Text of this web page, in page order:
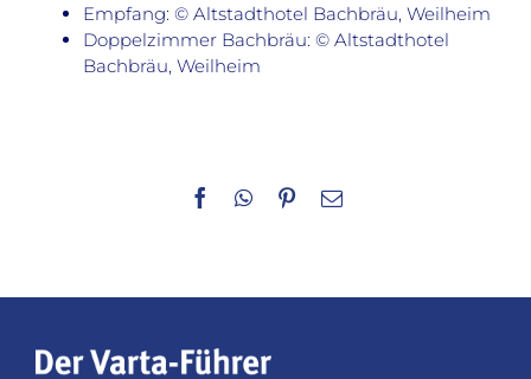
Empfang: © Altstadthotel Bachbräu, Weilheim
Doppelzimmer Bachbräu: © Altstadthotel
Bachbräu, Weilheim
Facebook
WhatsApp
Pinterest
E-